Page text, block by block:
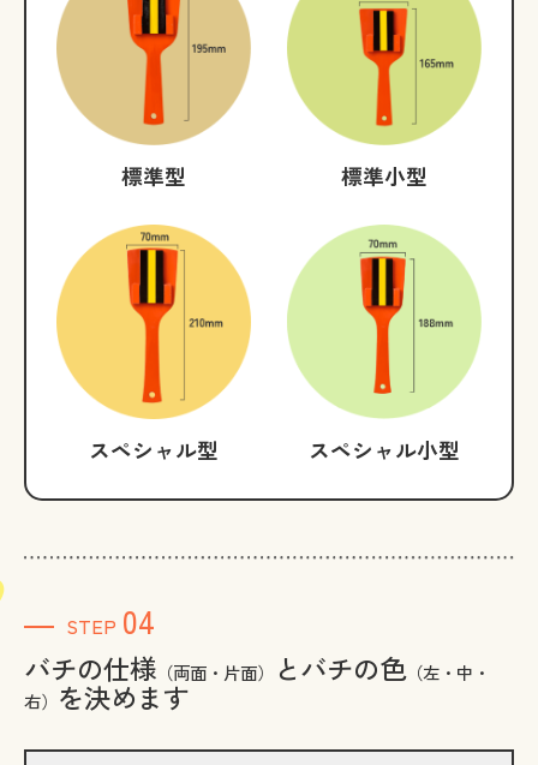
標準型 標準小型
スペシャル型 スペシャル小型
STEP 04
バチの仕様 （両面・片面） とバチの色（左・中・
右） を決めます